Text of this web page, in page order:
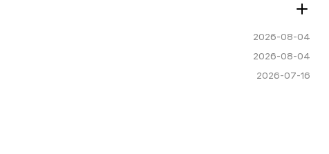
2026-08-04
2026-08-04
2026-07-16